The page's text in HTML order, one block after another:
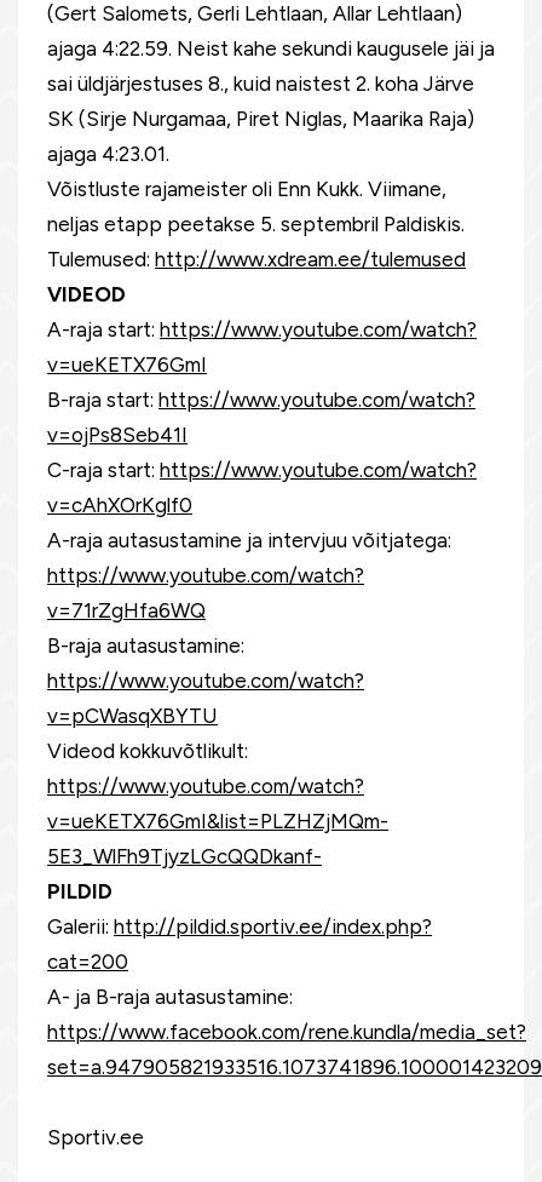
(Gert Salomets, Gerli Lehtlaan, Allar Lehtlaan)
ajaga 4:22.59. Neist kahe sekundi kaugusele jäi ja
sai üldjärjestuses 8., kuid naistest 2. koha Järve
SK (Sirje Nurgamaa, Piret Niglas, Maarika Raja)
ajaga 4:23.01.
Võistluste rajameister oli Enn Kukk. Viimane,
neljas etapp peetakse 5. septembril Paldiskis.
Tulemused: http://www.xdream.ee/tulemused
VIDEOD
A-raja start: https://www.youtube.com/watch?
v=ueKETX76GmI
B-raja start: https://www.youtube.com/watch?
v=ojPs8Seb41I
C-raja start: https://www.youtube.com/watch?
v=cAhXOrKglf0
A-raja autasustamine ja intervjuu võitjatega:
https://www.youtube.com/watch?
v=71rZgHfa6WQ
B-raja autasustamine:
https://www.youtube.com/watch?
v=pCWasqXBYTU
Videod kokkuvõtlikult:
https://www.youtube.com/watch?
v=ueKETX76GmI&list=PLZHZjMQm-
5E3_WlFh9TjyzLGcQQDkanf-
PILDID
Galerii: http://pildid.sportiv.ee/index.php?
cat=200
A- ja B-raja autasustamine:
https://www.facebook.com/rene.kundla/media_set?
Sportiv.ee